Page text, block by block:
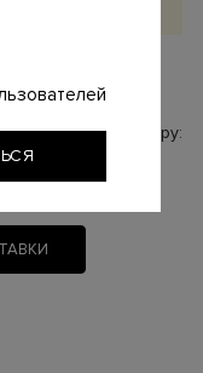
доставке,
ответит по номеру: